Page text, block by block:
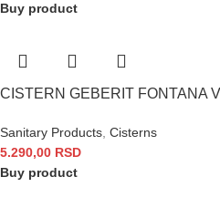
Buy product
CISTERN GEBERIT FONTANA
Sanitary Products Cisterns
5.290,00 RSD
Buy product